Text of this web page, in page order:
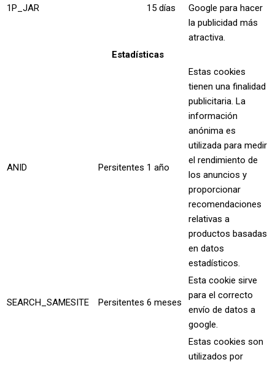
1P_JAR 15 días
Google para hacer
la publicidad más
atractiva.
Estadísticas
ANID Persitentes 1 año
Estas cookies
tienen una finalidad
publicitaria. La
información
anónima es
utilizada para medir
el rendimiento de
los anuncios y
proporcionar
recomendaciones
relativas a
productos basadas
en datos
estadísticos.
SEARCH_SAMESITE Persitentes 6 meses
Esta cookie sirve
para el correcto
envío de datos a
google.
Estas cookies son
utilizados por